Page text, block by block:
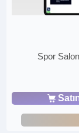
Spor